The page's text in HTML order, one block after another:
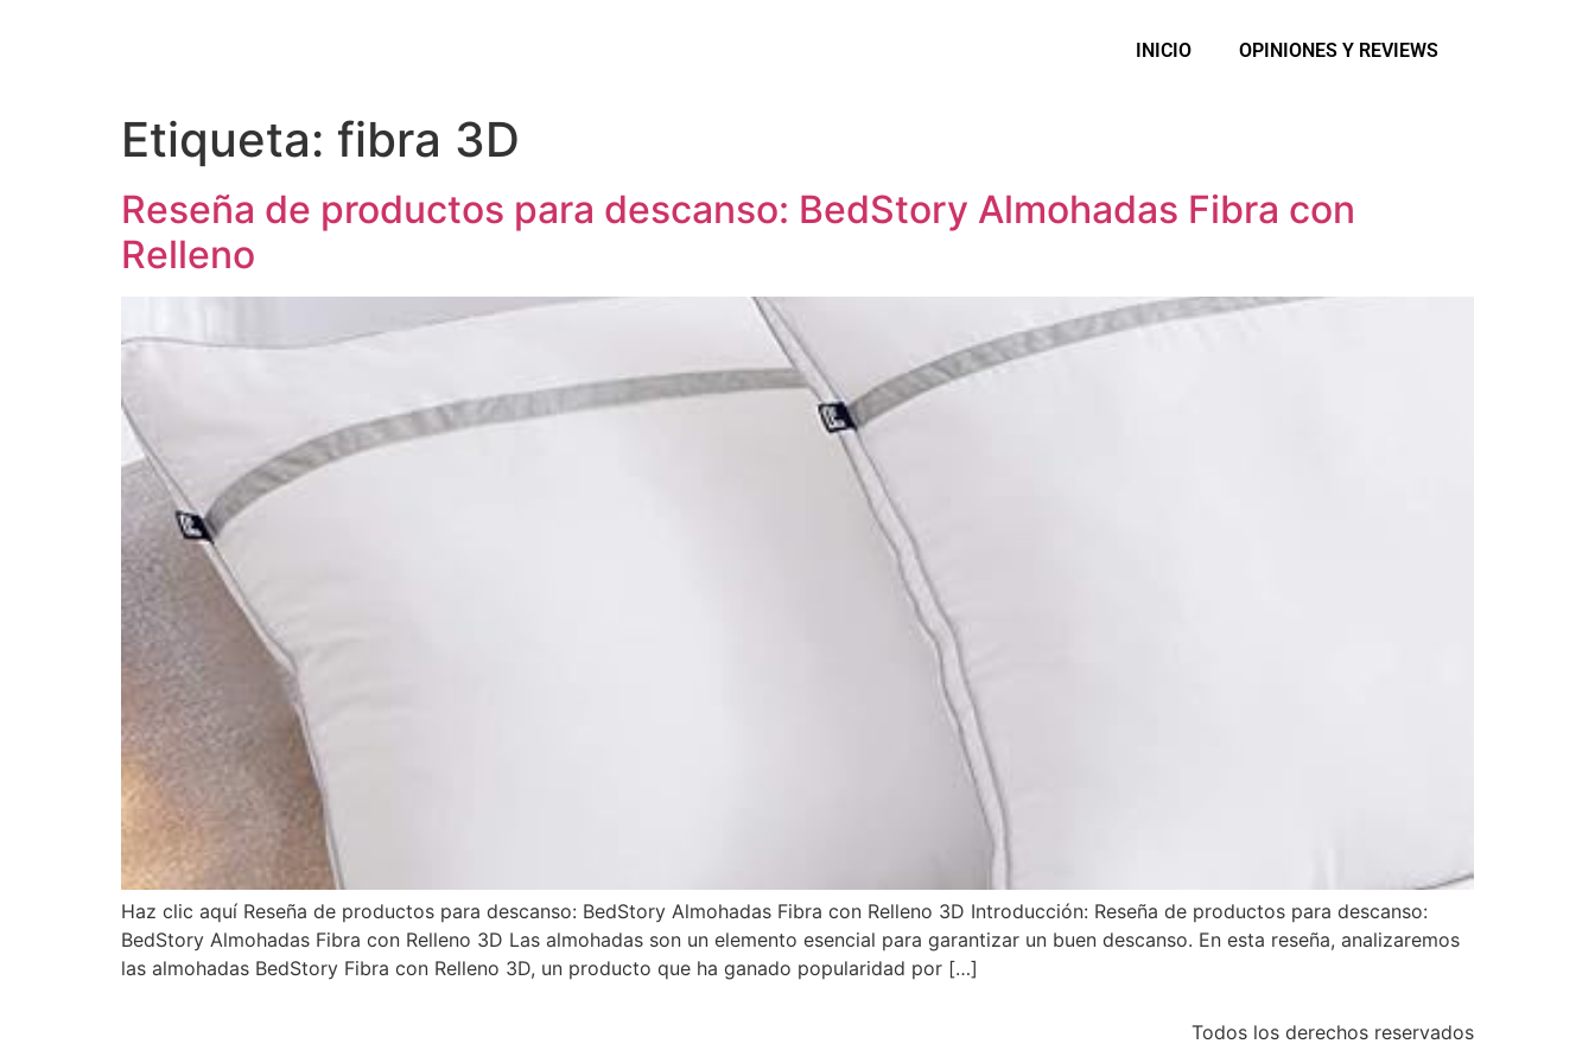
INICIO OPINIONES Y REVIEWS
Etiqueta: fibra 3D
Reseña de productos para descanso: BedStory Almohadas Fibra con
Relleno
Haz clic aquí Reseña de productos para descanso: BedStory Almohadas Fibra con Relleno 3D Introducción: Reseña de productos para descanso:
BedStory Almohadas Fibra con Relleno 3D Las almohadas son un elemento esencial para garantizar un buen descanso. En esta reseña, analizaremos
las almohadas BedStory Fibra con Relleno 3D, un producto que ha ganado popularidad por […]
Todos los derechos reservados